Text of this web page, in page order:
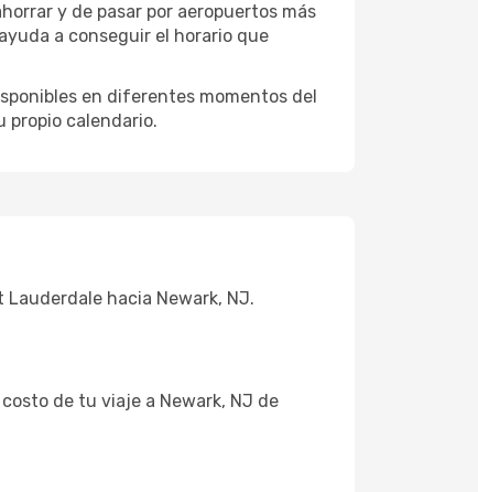
y de pasar por aeropuertos más
a conseguir el horario que
en diferentes momentos del
propio calendario.
hacia Newark, NJ.
de tu viaje a Newark, NJ de